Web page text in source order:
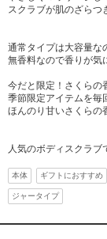
スクラブが肌のざらつ
通常タイプは大容量な
無香料なので香りが気
今だと限定！さくらの
季節限定アイテムを毎
ほんのり甘いさくらの
人気のボディスクラブ
本体 ギフトにおすすめ
ジャータイプ